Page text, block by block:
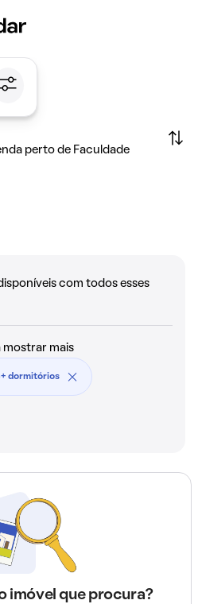
perto de Faculdade
com todos esses
mostrar mais
dormitórios
imóvel que procura?